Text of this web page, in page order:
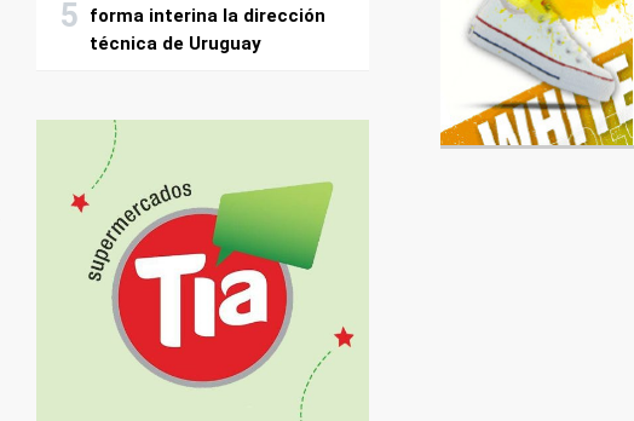
forma interina la dirección
técnica de Uruguay